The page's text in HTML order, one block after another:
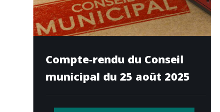
Compte-rendu du Conseil
municipal du 25 août 2025